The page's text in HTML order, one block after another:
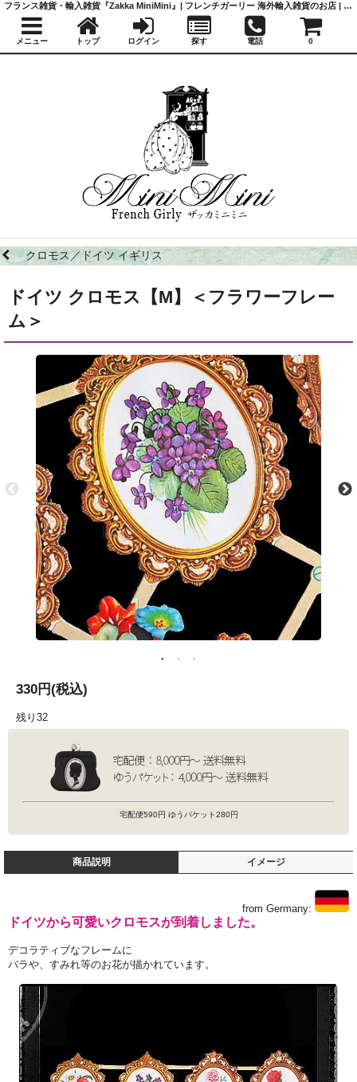
クロモス／ドイツ イギリス
ドイツ クロモス【M】＜フラワーフレー
ム＞
330円(税込)
残り32
宅配便590円 ゆうパケット280円
商品説明 イメージ
from Germany:
ドイツから可愛いクロモスが到着しました。
デコラティブなフレームに
バラや、すみれ等のお花が描かれています。
フランス雑貨・輸入雑貨『Zakka MiniMini』| フレンチガーリー 海外輸入雑貨のお店 | かわいい雑貨 | 蚤の市 | アンティーク
メニュー トップ ログイン 探す 電話 0